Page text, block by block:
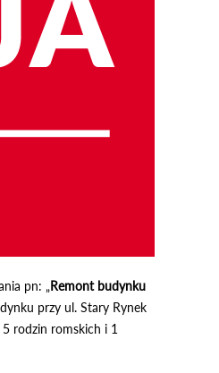
pn: „Remont budynku
przy ul. Stary Rynek
rodzin romskich i 1